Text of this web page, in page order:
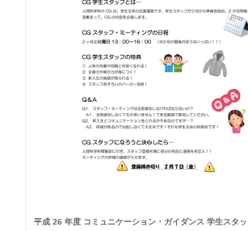
平成 26 年度 コミュニケーション・ガイダンス 学生スタ